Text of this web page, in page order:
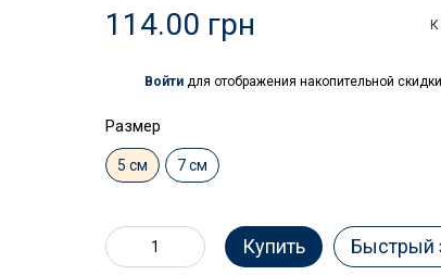
114.00 грн К
Войти для отображения накопительной скидки
Размер
5 см 7 см
Купить Быстрый